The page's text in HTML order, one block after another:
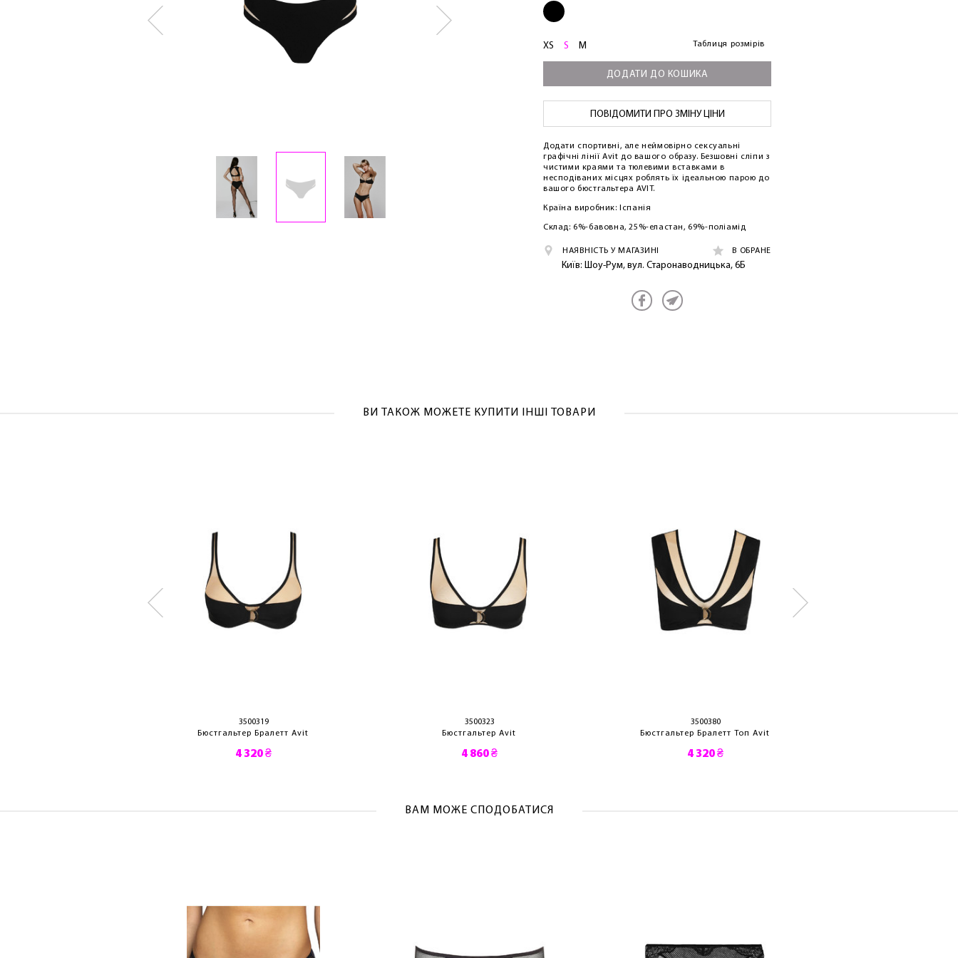
XS S M Таблиця розмірів
ДОДАТИ ДО КОШИКА
ПОВІДОМИТИ ПРО ЗМІНУ ЦІНИ
Додати спортивні, але неймовірно сексуальні
графічні лінії Avit до вашого образу. Безшовні сліпи з
чистими краями та тюлевими вставками в
несподіваних місцях роблять їх ідеальною парою до
вашого бюстгальтера AVIT.
Країна виробник: Іспанія
Склад: 6%-бавовна, 25%-еластан, 69%-поліамід
НАЯВНІСТЬ У МАГАЗИНІ В ОБРАНЕ
Київ: Шоу-Рум, вул. Старонаводницька, 6Б
ВИ ТАКОЖ МОЖЕТЕ КУПИТИ ІНШІ ТОВАРИ
3500319
Бюстгальтер Бралетт Avit
4 320 ₴
3500323
Бюстгальтер Avit
4 860 ₴
3500380
Бюстгальтер Бралетт Топ Avit
4 320 ₴
ВАМ МОЖЕ СПОДОБАТИСЯ
НАС ПРИВІТНИЙ БОНУС - ЗНИЖКУ НА ПЕРШЕ ПОКУПКУ